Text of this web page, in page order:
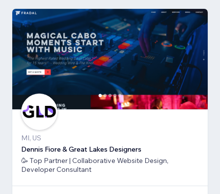
MI, US
Dennis Fiore & Great Lakes Designers
🥳 Top Partner | Collaborative Website Design,
Developer Consultant